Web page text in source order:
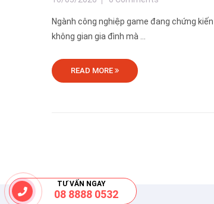
Ngành công nghiệp game đang chứng
không gian gia đình mà ...
READ MORE
TƯ VẤN NGAY
08 8888 0532